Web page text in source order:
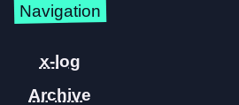
Navigation
x-log
Archive